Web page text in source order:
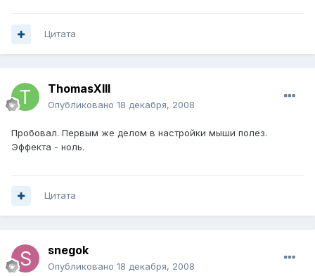
Цитата
ThomasXIII
Опубликовано 18 декабря, 2008
Пробовал. Первым же делом в настройки мыши полез.
Эффекта - ноль.
Цитата
snegok
Опубликовано 18 декабря, 2008